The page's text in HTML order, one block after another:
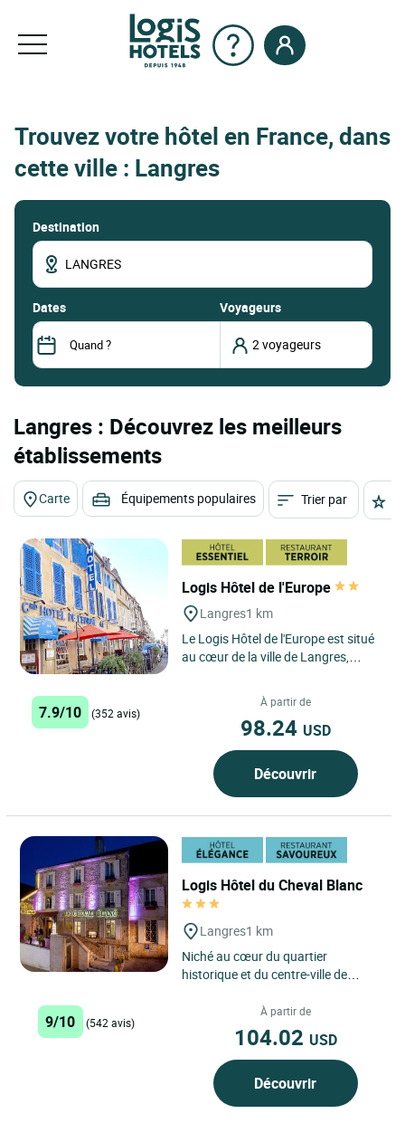
Trouvez votre hôtel en France, dans
cette ville : Langres
Destination
dates Voyageurs
Langres : Découvrez les meilleurs
établissements
Carte Équipements populaires Trier par
Logis Hôtel de l'Europe
Langres1 km
Le Logis Hôtel de l'Europe est situé
au cœur de la ville de Langres,
patrimoine architectural...
7.9/10 (352 avis)
À partir de
98.24 USD
Découvrir
Logis Hôtel du Cheval Blanc
Langres1 km
Niché au cœur du quartier
historique et du centre-ville de
Blanc à Langres est une...
9/10 (542 avis)
À partir de
104.02 USD
Découvrir